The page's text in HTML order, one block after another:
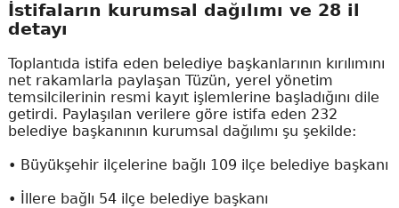
İstifaların kurumsal dağılımı ve 28 il
detayı
Toplantıda istifa eden belediye başkanlarının kırılımını
net rakamlarla paylaşan Tüzün, yerel yönetim
temsilcilerinin resmi kayıt işlemlerine başladığını dile
getirdi. Paylaşılan verilere göre istifa eden 232
belediye başkanının kurumsal dağılımı şu şekilde:
• Büyükşehir ilçelerine bağlı 109 ilçe belediye başkanı
• İllere bağlı 54 ilçe belediye başkanı